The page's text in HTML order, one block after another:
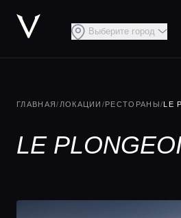
Выберите город
ГЛАВНАЯ/ ЛОКАЦИИ /РЕСТОРАНЫ/LE
LE